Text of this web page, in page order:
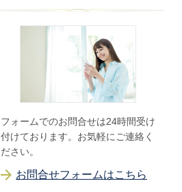
フォームでのお問合せは24時間受け
付けております。お気軽にご連絡く
ださい。
お問合せフォームはこちら